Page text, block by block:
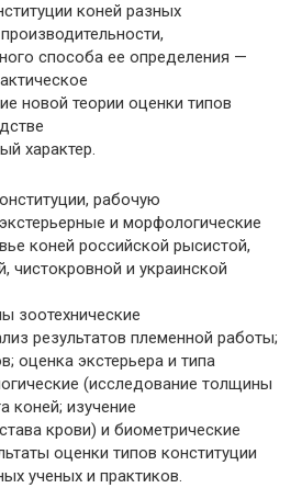
коней разных
способа ее определения —
новой теории оценки типов
характер.
рабочую
и морфологические
коней российской рысистой,
чистокровной и украинской
зоотехнические
результатов племенной работы;
оценка экстерьера и типа
(исследование толщины
коней; изучение
крови) и биометрические
оценки типов конституции
ученых и практиков.